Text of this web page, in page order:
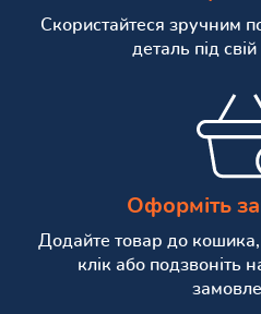
Скористайтеся зручним
деталь під
Оформіть
Додайте товар до кошика,
клік або подзвоніть